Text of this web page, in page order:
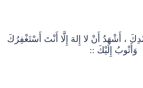
، أَشْهَدُ أَنْ لا إِلهَ إِلَّا أَنْتَ أَسْتَغْفِرُكَ
وَأَتْوبُ إِلَيْكَ ::